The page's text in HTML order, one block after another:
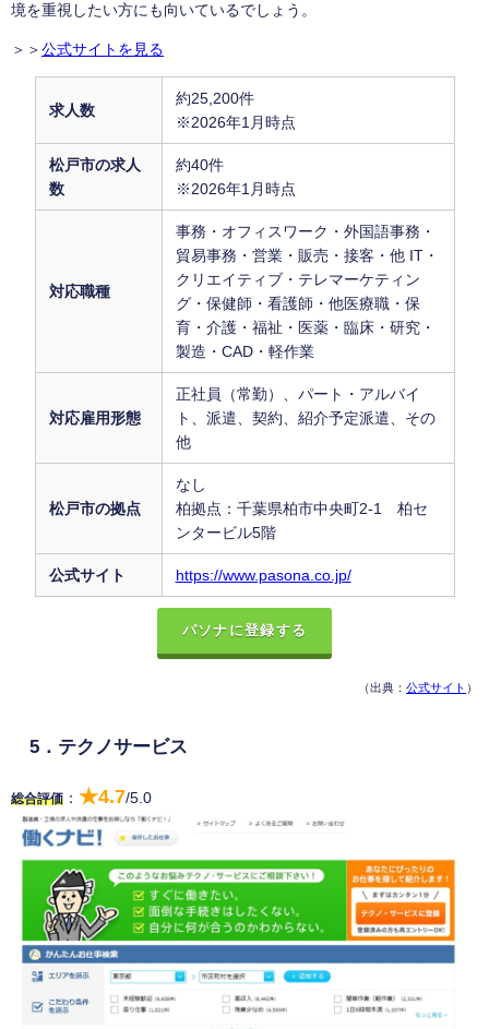
境を重視したい方にも向いているでしょう。
＞＞ 公式サイトを見る
求人数
約25,200件
※2026年1月時点
松戸市の求人
数
約40件
※2026年1月時点
対応職種
事務・オフィスワーク・外国語事務・
貿易事務・営業・販売・接客・他 IT・
クリエイティブ・テレマーケティン
グ・保健師・看護師・他医療職・保
育・介護・福祉・医薬・臨床・研究・
製造・CAD・軽作業
対応雇用形態
正社員（常勤）、パート・アルバイ
ト、派遣、契約、紹介予定派遣、その
他
松戸市の拠点
なし
柏拠点：千葉県柏市中央町2-1 柏セ
ンタービル5階
公式サイト https://www.pasona.co.jp/
パソナに登録する
（出典： 公式サイト ）
5．テクノサービス
総合評価 ： ★4.7/5.0